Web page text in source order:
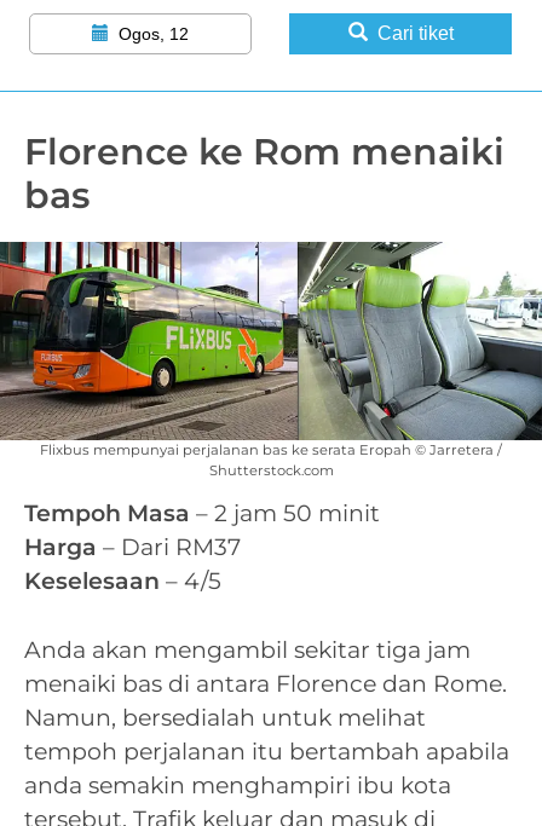
Ogos, 12 Cari tiket
Florence ke Rom menaiki
bas
Flixbus mempunyai perjalanan bas ke serata Eropah © Jarretera /
Shutterstock.com
Tempoh Masa – 2 jam 50 minit
Harga – Dari RM37
Keselesaan – 4/5
Anda akan mengambil sekitar tiga jam
menaiki bas di antara Florence dan Rome.
Namun, bersedialah untuk melihat
tempoh perjalanan itu bertambah apabila
anda semakin menghampiri ibu kota
tersebut. Trafik keluar dan masuk di